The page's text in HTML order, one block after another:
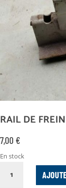
RAIL DE
7,00 €
En stock